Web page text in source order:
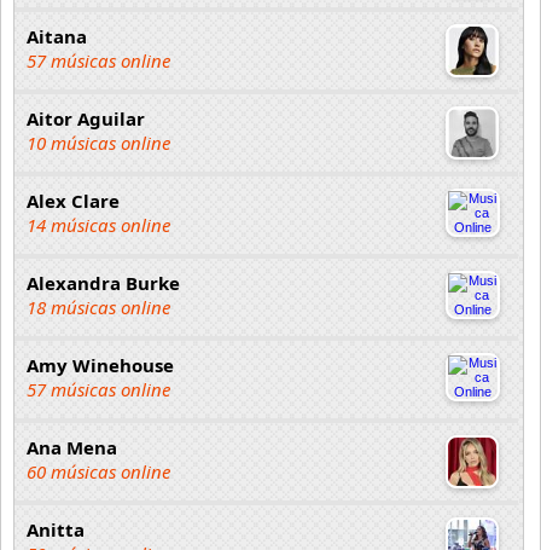
Aitana
57 músicas online
Aitor Aguilar
10 músicas online
Alex Clare
14 músicas online
Alexandra Burke
18 músicas online
Amy Winehouse
57 músicas online
Ana Mena
60 músicas online
Anitta